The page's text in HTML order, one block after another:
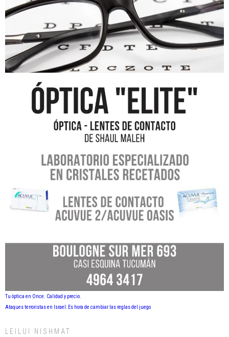
Tu óptica en Once. Calidad y precio.
Ataques terroristas en Israel: Es hora de cambiar las reglas del juego
LEILUI NISHMAT